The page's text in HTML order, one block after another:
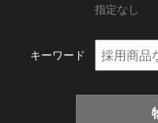
指定なし
キーワード